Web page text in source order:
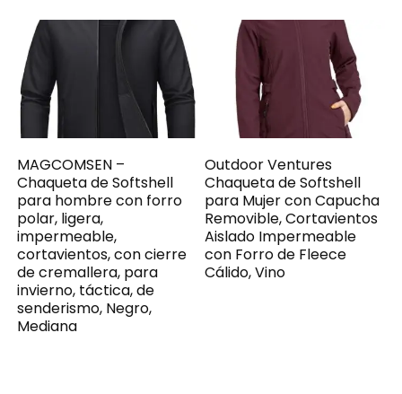
MAGCOMSEN –
Chaqueta de Softshell
para hombre con forro
polar, ligera,
impermeable,
cortavientos, con cierre
de cremallera, para
invierno, táctica, de
senderismo, Negro,
Mediana
Outdoor Ventures
Chaqueta de Softshell
para Mujer con Capucha
Removible, Cortavientos
Aislado Impermeable
con Forro de Fleece
Cálido, Vino